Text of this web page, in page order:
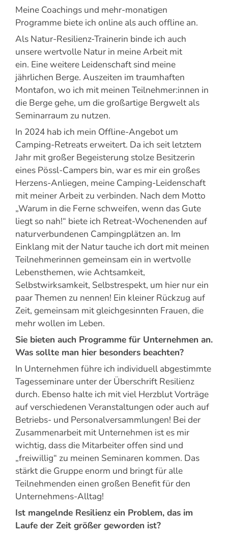
Meine Coachings und mehr-monatigen
Programme biete ich online als auch offline an.
Als Natur-Resilienz-Trainerin binde ich auch
unsere wertvolle Natur in meine Arbeit mit
ein. Eine weitere Leidenschaft sind meine
jährlichen Berge. Auszeiten im traumhaften
Montafon, wo ich mit meinen Teilnehmer:innen in
die Berge gehe, um die großartige Bergwelt als
Seminarraum zu nutzen.
In 2024 hab ich mein Offline-Angebot um
Camping-Retreats erweitert. Da ich seit letztem
Jahr mit großer Begeisterung stolze Besitzerin
eines Pössl-Campers bin, war es mir ein großes
Herzens-Anliegen, meine Camping-Leidenschaft
mit meiner Arbeit zu verbinden. Nach dem Motto
„Warum in die Ferne schweifen, wenn das Gute
liegt so nah!“ biete ich Retreat-Wochenenden auf
naturverbundenen Campingplätzen an. Im
Einklang mit der Natur tauche ich dort mit meinen
Teilnehmerinnen gemeinsam ein in wertvolle
Lebensthemen, wie Achtsamkeit,
Selbstwirksamkeit, Selbstrespekt, um hier nur ein
paar Themen zu nennen! Ein kleiner Rückzug auf
Zeit, gemeinsam mit gleichgesinnten Frauen, die
mehr wollen im Leben.
Sie bieten auch Programme für Unternehmen an.
Was sollte man hier besonders beachten?
In Unternehmen führe ich individuell abgestimmte
Tagesseminare unter der Überschrift Resilienz
durch. Ebenso halte ich mit viel Herzblut Vorträge
auf verschiedenen Veranstaltungen oder auch auf
Betriebs- und Personalversammlungen! Bei der
Zusammenarbeit mit Unternehmen ist es mir
wichtig, dass die Mitarbeiter offen sind und
„freiwillig“ zu meinen Seminaren kommen. Das
stärkt die Gruppe enorm und bringt für alle
Teilnehmenden einen großen Benefit für den
Unternehmens-Alltag!
Ist mangelnde Resilienz ein Problem, das im
Laufe der Zeit größer geworden ist?